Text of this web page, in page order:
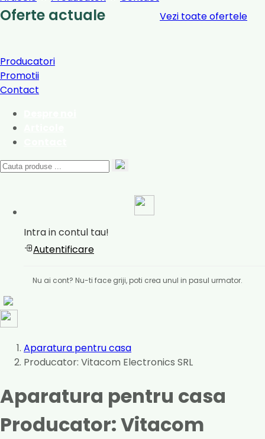
Oferte actuale Vezi toate ofertele
Producatori
Promotii
Contact
Intra in contul tau!
Autentificare
Nu ai cont? Nu-ti face griji, poti crea unul in pasul urmator.
Aparatura pentru casa
Producator: Vitacom Electronics SRL
Aparatura pentru casa
Producator: Vitacom